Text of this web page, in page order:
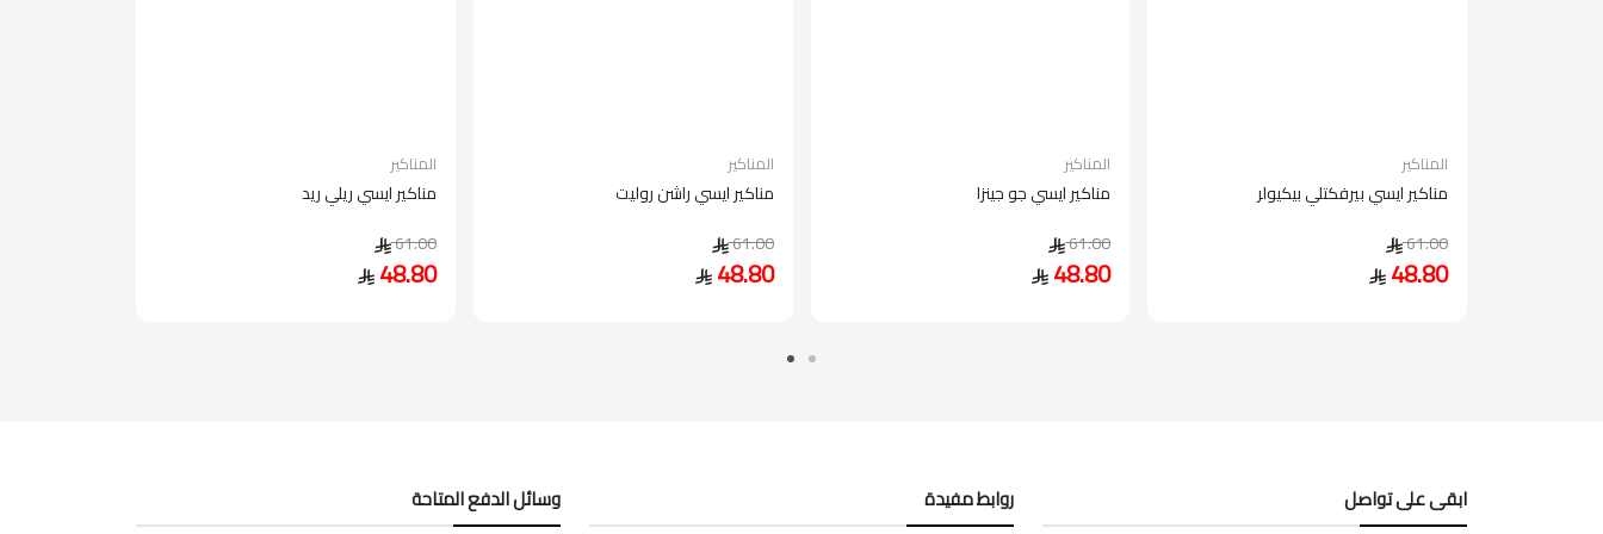
المناكير
مناكير ايسي ريلي ريد
61.00
48.80
المناكير
مناكير ايسي راشن روليت
61.00
48.80
المناكير
مناكير ايسي جو جينزا
61.00
48.80
المناكير
مناكير ايسي بيرفكتلي بيكيولر
61.00
48.80
ابقى على تواصل روابط مفيدة وسائل الدفع المتاحة